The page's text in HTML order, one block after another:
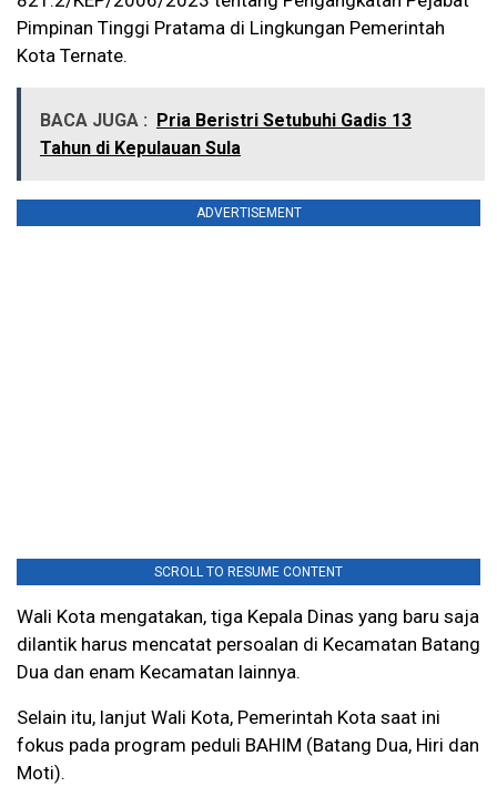
Pimpinan Tinggi Pratama di Lingkungan Pemerintah
Kota Ternate.
BACA JUGA :
Pria Beristri Setubuhi Gadis 13
Tahun di Kepulauan Sula
ADVERTISEMENT
SCROLL TO RESUME CONTENT
Wali Kota mengatakan, tiga Kepala Dinas yang baru saja
dilantik harus mencatat persoalan di Kecamatan Batang
Dua dan enam Kecamatan lainnya.
Selain itu, lanjut Wali Kota, Pemerintah Kota saat ini
fokus pada program peduli BAHIM (Batang Dua, Hiri dan
Moti).